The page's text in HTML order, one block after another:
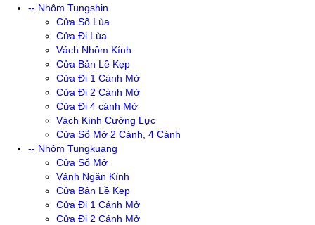
-- Nhôm Tungshin
Cửa Sổ Lùa
Cửa Đi Lùa
Vách Nhôm Kính
Cửa Bản Lề Kẹp
Cửa Đi 1 Cánh Mở
Cửa Đi 2 Cánh Mở
Cửa Đi 4 cánh Mở
Vách Kính Cường Lực
Cửa Sổ Mở 2 Cánh, 4 Cánh
-- Nhôm Tungkuang
Cửa Sổ Mở
Vánh Ngăn Kính
Cửa Bản Lề Kẹp
Cửa Đi 1 Cánh Mở
Cửa Đi 2 Cánh Mở